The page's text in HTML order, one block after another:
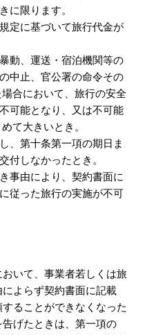
に限ります。
定に基づいて旅行代金が
動、運送・宿泊機関等の
中止、官公署の命令その
合において、旅行の安全
可能となり、又は不可能
て大きいとき。
、第十条第一項の期日ま
付しなかったとき。
事由により、契約書面に
従った旅行の実施が不可
いて、事業者若しくは旅
よらず契約書面に記載
ることができなくなった
げたときは、第一項の